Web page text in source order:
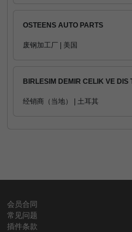
OSTEENS AUTO PARTS
废钢加工厂 | 美国
BIRLESIM DEMIR CELIK VE DIS
经销商（当地） | 土耳其
会员合同
常见问题
插件条款